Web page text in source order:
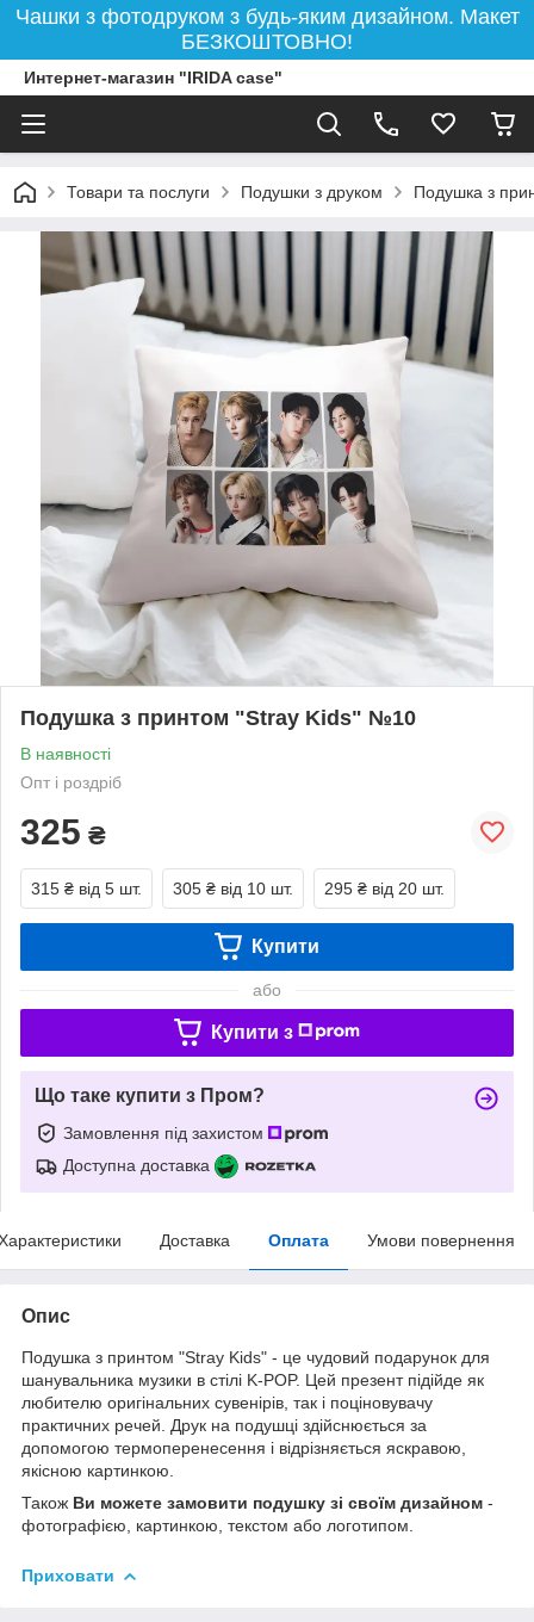
Чашки з фотодруком з будь-яким дизайном. Макет
БЕЗКОШТОВНО!
Интернет-магазин "IRIDA case"
Товари та послуги Подушки з друком Подушка з
Подушка з принтом "Stray Kids" №10
В наявності
Опт і роздріб
325 ₴
315 ₴ від 5 шт. 305 ₴ від 10 шт. 295 ₴ від 20 шт.
Купити
або
Купити з
Що таке купити з Пром?
Замовлення під захистом
Доступна доставка
Доставка Оплата Умови повернення
Опис
Подушка з принтом "Stray Kids" - це чудовий подарунок для
шанувальника музики в стілі K-POP. Цей презент підійде як
любителю оригінальних сувенірів, так і поціновувачу
практичних речей. Друк на подушці здійснюється за
допомогою термоперенесення і відрізняється яскравою,
якісною картинкою.
Також Ви можете замовити подушку зі своїм дизайном -
фотографією, картинкою, текстом або логотипом.
Приховати